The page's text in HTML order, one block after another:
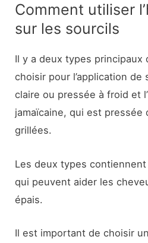
Comment utiliser
sur les sourcils
Il y a deux types principaux
choisir pour l’application de
claire ou pressée à froid et
jamaïcaine, qui est pressée
grillées.
Les deux types
qui peuvent aider les
épais.
Il est important de choisir